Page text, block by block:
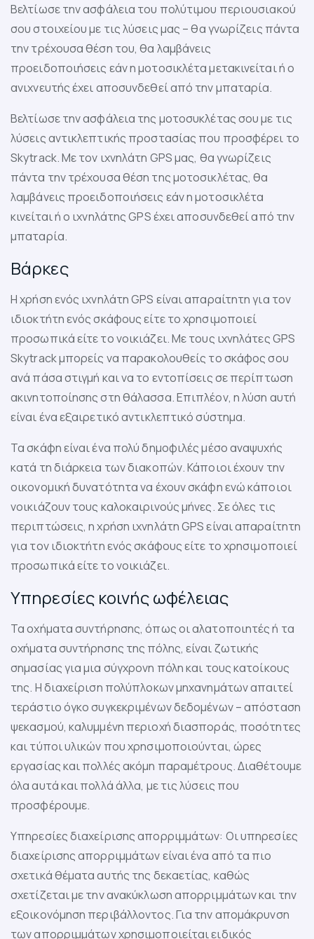
Βελτίωσε την ασφάλεια του πολύτιμου περιουσιακού
σου στοιχείου με τις λύσεις μας – θα γνωρίζεις πάντα
την τρέχουσα θέση του, θα λαμβάνεις
προειδοποιήσεις εάν η μοτοσικλέτα μετακινείται ή ο
ανιχνευτής έχει αποσυνδεθεί από την μπαταρία.
Βελτίωσε την ασφάλεια της μοτοσυκλέτας σου με τις
λύσεις αντικλεπτικής προστασίας που προσφέρει το
Skytrack. Με τον ιχνηλάτη GPS μας, θα γνωρίζεις
πάντα την τρέχουσα θέση της μοτοσικλέτας, θα
λαμβάνεις προειδοποιήσεις εάν η μοτοσικλέτα
κινείται ή ο ιχνηλάτης GPS έχει αποσυνδεθεί από την
μπαταρία.
Βάρκες
Η χρήση ενός ιχνηλάτη GPS είναι απαραίτητη για τον
ιδιοκτήτη ενός σκάφους είτε το χρησιμοποιεί
προσωπικά είτε το νοικιάζει. Με τους ιχνηλάτες GPS
Skytrack μπορείς να παρακολουθείς το σκάφος σου
ανά πάσα στιγμή και να το εντοπίσεις σε περίπτωση
ακινητοποίησης στη θάλασσα. Επιπλέον, η λύση αυτή
είναι ένα εξαιρετικό αντικλεπτικό σύστημα.
Τα σκάφη είναι ένα πολύ δημοφιλές μέσο αναψυχής
κατά τη διάρκεια των διακοπών. Κάποιοι έχουν την
οικονομική δυνατότητα να έχουν σκάφη ενώ κάποιοι
νοικιάζουν τους καλοκαιρινούς μήνες. Σε όλες τις
περιπτώσεις, η χρήση ιχνηλάτη GPS είναι απαραίτητη
για τον ιδιοκτήτη ενός σκάφους είτε το χρησιμοποιεί
προσωπικά είτε το νοικιάζει.
Υπηρεσίες κοινής ωφέλειας
Τα οχήματα συντήρησης, όπως οι αλατοποιητές ή τα
οχήματα συντήρησης της πόλης, είναι ζωτικής
σημασίας για μια σύγχρονη πόλη και τους κατοίκους
της. Η διαχείριση πολύπλοκων μηχανημάτων απαιτεί
τεράστιο όγκο συγκεκριμένων δεδομένων – απόσταση
ψεκασμού, καλυμμένη περιοχή διασποράς, ποσότητες
και τύποι υλικών που χρησιμοποιούνται, ώρες
εργασίας και πολλές ακόμη παραμέτρους. Διαθέτουμε
όλα αυτά και πολλά άλλα, με τις λύσεις που
προσφέρουμε.
Υπηρεσίες διαχείρισης απορριμμάτων: Οι υπηρεσίες
διαχείρισης απορριμμάτων είναι ένα από τα πιο
σχετικά θέματα αυτής της δεκαετίας, καθώς
σχετίζεται με την ανακύκλωση απορριμμάτων και την
εξοικονόμηση περιβάλλοντος. Για την απομάκρυνση
των απορριμμάτων χρησιμοποιείται ειδικός